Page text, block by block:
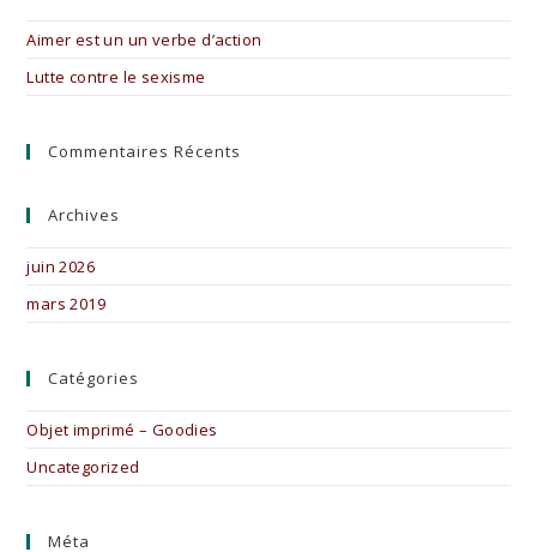
Aimer est un un verbe d’action
Lutte contre le sexisme
Commentaires Récents
Archives
juin 2026
mars 2019
Catégories
Objet imprimé – Goodies
Uncategorized
Méta